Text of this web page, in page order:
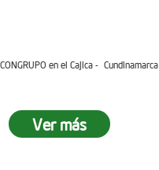
en el Cajica - Cundinamarca
Ver más